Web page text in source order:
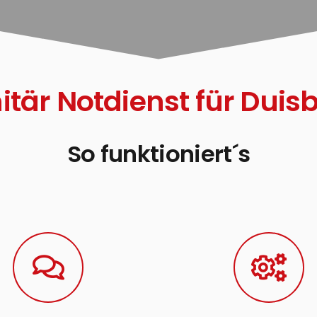
Notdienst für
So funktioniert´s